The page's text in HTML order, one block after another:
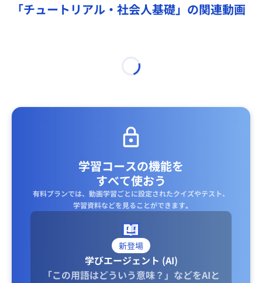
「チュートリアル・社会人基礎」の関連動画
学習コースの機能を
すべて使おう
有料プランでは、動画学習ごとに設定されたクイズやテスト、
学習資料などを見ることができます｡
新登場
学びエージェント (AI)
「この用語はどういう意味？」などをAIと